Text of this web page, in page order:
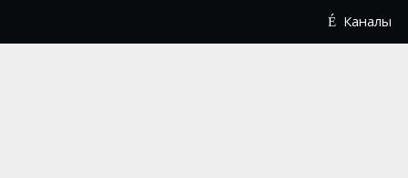
Каналы